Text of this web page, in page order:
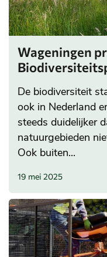
Wageningen
De biodiversiteit
ook in Nederland
steeds duidelijker
natuurgebieden
Ook buiten...
19 mei 2025